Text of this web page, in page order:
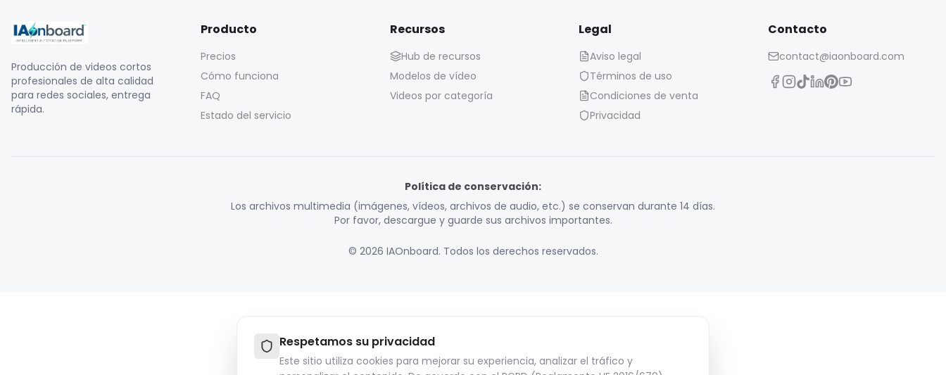
Respetamos su privacidad
Este sitio utiliza cookies para mejorar su experiencia, analizar el tráfico y
Producción de videos cortos
profesionales de alta calidad
para redes sociales, entrega
rápida.
Producto
Precios
Cómo funciona
FAQ
Estado del servicio
Recursos
Hub de recursos
Modelos de vídeo
Videos por categoría
Legal
Aviso legal
Términos de uso
Condiciones de venta
Privacidad
Contacto
contact@iaonboard.com
Política de conservación:
Los archivos multimedia (imágenes, vídeos, archivos de audio, etc.) se conservan durante 14 días.
Por favor, descargue y guarde sus archivos importantes.
© 2026 IAOnboard. Todos los derechos reservados.